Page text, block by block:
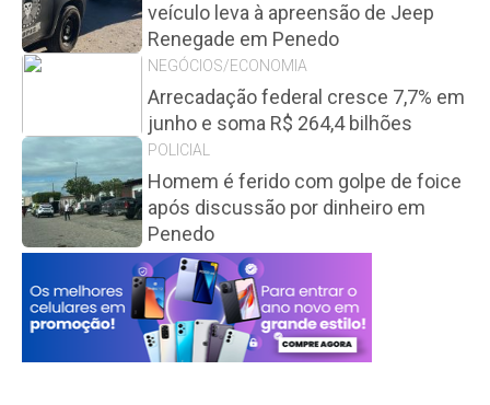
veículo leva à apreensão de Jeep
Renegade em Penedo
NEGÓCIOS/ECONOMIA
Arrecadação federal cresce 7,7% em
junho e soma R$ 264,4 bilhões
POLICIAL
Homem é ferido com golpe de foice
após discussão por dinheiro em
Penedo